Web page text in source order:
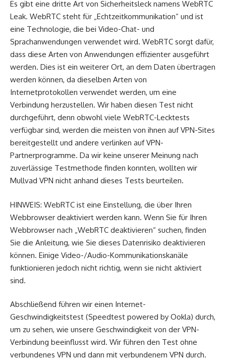
Es gibt eine dritte Art von Sicherheitsleck namens WebRTC
Leak. WebRTC steht für „Echtzeitkommunikation“ und ist
eine Technologie, die bei Video-Chat- und
Sprachanwendungen verwendet wird. WebRTC sorgt dafür,
dass diese Arten von Anwendungen effizienter ausgeführt
werden. Dies ist ein weiterer Ort, an dem Daten übertragen
werden können, da dieselben Arten von
Internetprotokollen verwendet werden, um eine
Verbindung herzustellen. Wir haben diesen Test nicht
durchgeführt, denn obwohl viele WebRTC-Lecktests
verfügbar sind, werden die meisten von ihnen auf VPN-Sites
bereitgestellt und andere verlinken auf VPN-
Partnerprogramme. Da wir keine unserer Meinung nach
zuverlässige Testmethode finden konnten, wollten wir
Mullvad VPN nicht anhand dieses Tests beurteilen.
HINWEIS: WebRTC ist eine Einstellung, die über Ihren
Webbrowser deaktiviert werden kann. Wenn Sie für Ihren
Webbrowser nach „WebRTC deaktivieren“ suchen, finden
Sie die Anleitung, wie Sie dieses Datenrisiko deaktivieren
können. Einige Video-/Audio-Kommunikationskanäle
funktionieren jedoch nicht richtig, wenn sie nicht aktiviert
sind.
Abschließend führen wir einen Internet-
Geschwindigkeitstest (Speedtest powered by Ookla) durch,
um zu sehen, wie unsere Geschwindigkeit von der VPN-
Verbindung beeinflusst wird. Wir führen den Test ohne
verbundenes VPN und dann mit verbundenem VPN durch.